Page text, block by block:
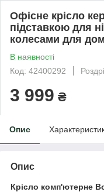
Офісне крісло
підставкою для
колесами для
В наявності
Код: 42400292
3 999 ₴
Опис
Опис
Крісло комп'ютерне